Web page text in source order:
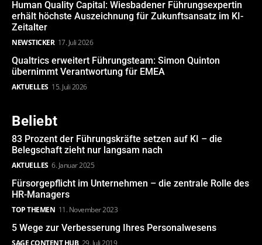
Human Quality Capital: Wiesbadener Führungsexpertin
erhält höchste Auszeichnung für Zukunftsansatz im KI-
Zeitalter
NEWSTICKER 17. Juli 2026
Qualtrics erweitert Führungsteam: Simon Quinton
übernimmt Verantwortung für EMEA
AKTUELLES 15. Juli 2026
Beliebt
83 Prozent der Führungskräfte setzen auf KI – die
Belegschaft zieht nur langsam nach
AKTUELLES 6. Januar 2025
Fürsorgepflicht im Unternehmen – die zentrale Rolle des
HR-Managers
TOP THEMEN 11. November 2023
5 Wege zur Verbesserung Ihres Personalwesens